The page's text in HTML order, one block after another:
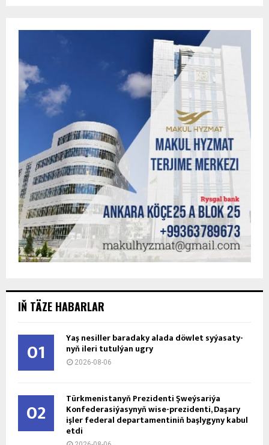
IŇ TÄZE HABARLAR
01 Ýaş ne­sil­ler ba­ra­da­ky ala­da döw­let sy­ýa­sa­ty­
nyň ile­ri tu­tul­ýan ug­ry
2026-08-06
02 Türkmenistanyň Prezidenti Şweýsariýa
Konfederasiýasynyň wise-prezidenti, Daşary
işler federal departamentiniň başlygyny kabul
etdi